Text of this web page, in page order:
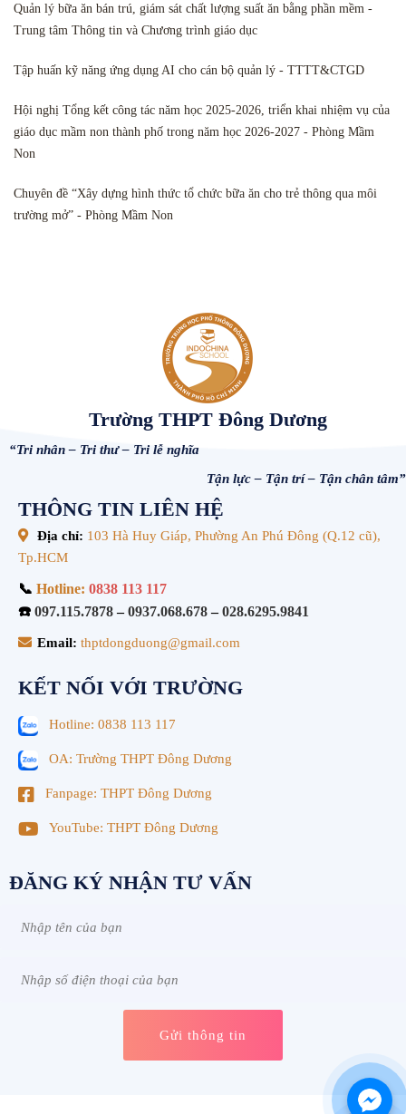
Quản lý bữa ăn bán trú, giám sát chất lượng suất ăn bằng phần mềm -
Trung tâm Thông tin và Chương trình giáo dục
Tập huấn kỹ năng ứng dụng AI cho cán bộ quản lý - TTTT&CTGD
Hội nghị Tổng kết công tác năm học 2025-2026, triển khai nhiệm vụ của
giáo dục mầm non thành phố trong năm học 2026-2027 - Phòng Mầm
Non
Chuyên đề “Xây dựng hình thức tổ chức bữa ăn cho trẻ thông qua môi
trường mở” - Phòng Mầm Non
Trường THPT Đông Dương
“Tri nhân – Tri thư – Tri lễ nghĩa
Tận lực – Tận trí – Tận chân tâm”
THÔNG TIN LIÊN HỆ
Địa chỉ: 103 Hà Huy Giáp, Phường An Phú Đông (Q.12 cũ),
Tp.HCM
📞 Hotline: 0838 113 117
☎️ 097.115.7878–0937.068.678–028.6295.9841
Email: thptdongduong@gmail.com
KẾT NỐI VỚI TRƯỜNG
Hotline: 0838 113 117
OA: Trường THPT Đông Dương
Fanpage: THPT Đông Dương
YouTube: THPT Đông Dương
ĐĂNG KÝ NHẬN TƯ VẤN